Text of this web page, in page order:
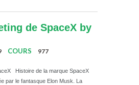
de SpaceX by
COURS
977
Histoire de la marque SpaceX
par le fantasque Elon Musk. La